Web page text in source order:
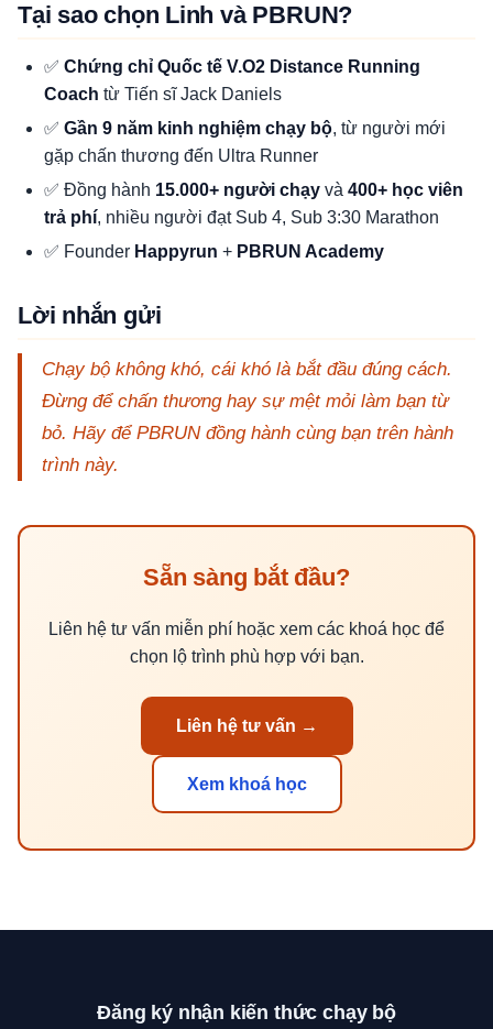
Tại sao chọn Linh và PBRUN?
✅ Chứng chỉ Quốc tế V.O2 Distance Running
Coach từ Tiến sĩ Jack Daniels
✅ Gần 9 năm kinh nghiệm chạy bộ, từ người mới
gặp chấn thương đến Ultra Runner
✅ Đồng hành 15.000+ người chạy và 400+ học viên
trả phí, nhiều người đạt Sub 4, Sub 3:30 Marathon
✅ Founder Happyrun + PBRUN Academy
Lời nhắn gửi
Chạy bộ không khó, cái khó là bắt đầu đúng cách.
Đừng để chấn thương hay sự mệt mỏi làm bạn từ
bỏ. Hãy để PBRUN đồng hành cùng bạn trên hành
trình này.
Sẵn sàng bắt đầu?
Liên hệ tư vấn miễn phí hoặc xem các khoá học để
chọn lộ trình phù hợp với bạn.
Liên hệ tư vấn →
Xem khoá học
Đăng ký nhận kiến thức chạy bộ